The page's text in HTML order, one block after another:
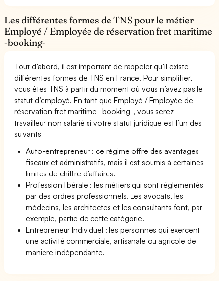
Les différentes formes de TNS pour le métier
Employé / Employée de réservation fret maritime
-booking-
Tout d’abord, il est important de rappeler qu’il existe
différentes formes de TNS en France. Pour simplifier,
vous êtes TNS à partir du moment où vous n’avez pas le
statut d’employé. En tant que Employé / Employée de
réservation fret maritime -booking-, vous serez
travailleur non salarié si votre statut juridique est l’un des
suivants :
Auto-entrepreneur : ce régime offre des avantages
fiscaux et administratifs, mais il est soumis à certaines
limites de chiffre d’affaires.
Profession libérale : les métiers qui sont réglementés
par des ordres professionnels. Les avocats, les
médecins, les architectes et les consultants font, par
exemple, partie de cette catégorie.
Entrepreneur Individuel : les personnes qui exercent
une activité commerciale, artisanale ou agricole de
manière indépendante.